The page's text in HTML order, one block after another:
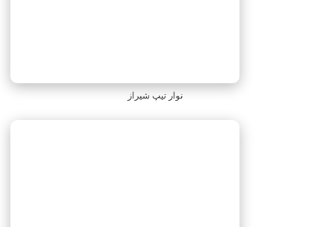
نوار تیپ شیراز